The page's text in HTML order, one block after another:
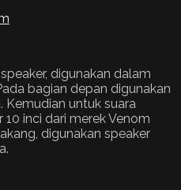
digunakan dalam
bagian depan digunakan
Kemudian untuk suara
inci dari merek Venom
digunakan speaker